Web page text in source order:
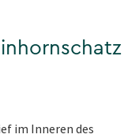
im Inneren des